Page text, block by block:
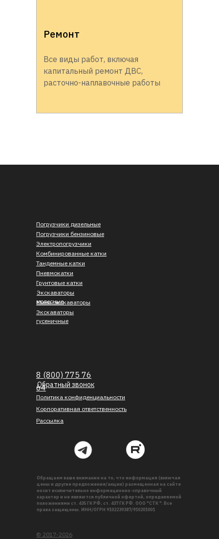
Ремонт
Все виды работ, включая
капитальный ремонт ДВС,
расточно-наплавочные работы
© 2017-2026
Обращаем ваше внимание на то, что информация (включая
цены и другие предложения/акции) размещенная на сайте
носит исключительно информационно-справочный
характер и не являются публичной офертой, определяемой
положениями ст. 435 ГК РФ, ст. 437 ГК РФ. ООО "СТК ". Все
права защищены. ИНН/ОГРН 9102239387/910201001
Погрузчики дизельные
Погрузчики бензиновые
Электропогрузчики
Экскаваторы
колесные
Обратный звонок
Экскаваторы
гусеничные
Мини-экскаваторы
Комбинированные катки
Грунтовые катки
Тандемные катки
Пневмокатки
Корпоративная ответственность
Рассылка
8 (800) 775 76
64
Политика конфиденциальности